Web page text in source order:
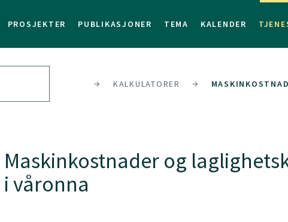
PROSJEKTER PUBLIKASJONER TEMA KALENDER
KALKULATORER
Maskinkostnader og
i våronna